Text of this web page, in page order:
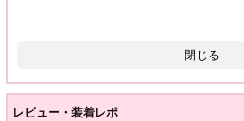
閉じる
レビュー・装着レポ